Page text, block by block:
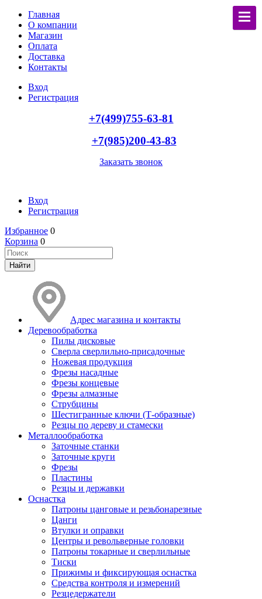
Главная
О компании
Магазин
Оплата
Доставка
Контакты
Вход
Регистрация
+7(499)755-63-81
+7(985)200-43-83
Заказать звонок
Вход
Регистрация
Избранное 0
Корзина 0
Адрес магазина и контакты
Деревообработка
Пилы дисковые
Сверла сверлильно-присадочные
Ножевая продукция
Фрезы насадные
Фрезы концевые
Фрезы алмазные
Струбцины
Шестигранные ключи (Т-образные)
Резцы по дереву и стамески
Металлообработка
Заточные станки
Заточные круги
Фрезы
Пластины
Резцы и державки
Оснастка
Патроны цанговые и резьбонарезные
Цанги
Втулки и оправки
Центры и револьверные головки
Патроны токарные и сверлильные
Тиски
Прижимы и фиксирующая оснастка
Средства контроля и измерений
Резцедержатели